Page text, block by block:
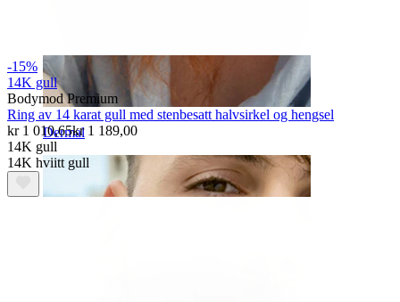
Dermal
-15%
14K gull
Bodymod Premium
Ring av 14 karat gull med stenbesatt halvsirkel og hengsel
kr 1 010,65kr 1 189,00
14K gull
14K hviitt gull